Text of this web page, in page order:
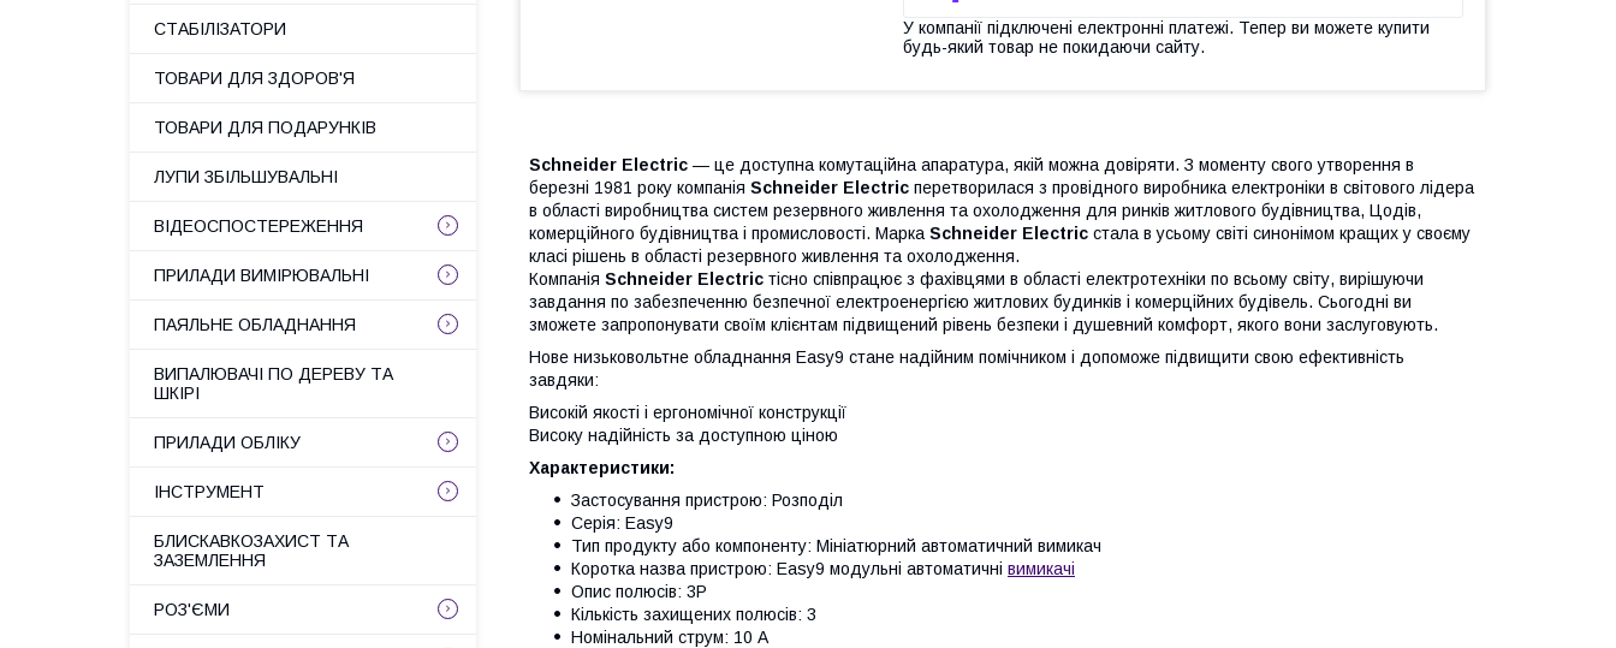
У компанії підключені електронні платежі. Тепер ви можете купити
будь-який товар не покидаючи сайту.
Schneider Electric — це доступна комутаційна апаратура, якій можна довіряти. З моменту свого утворення в
березні 1981 року компанія Schneider Electric перетворилася з провідного виробника електроніки в світового лідера
в області виробництва систем резервного живлення та охолодження для ринків житлового будівництва, Цодів,
комерційного будівництва і промисловості. Марка Schneider Electric стала в усьому світі синонімом кращих у своєму
класі рішень в області резервного живлення та охолодження.
Компанія Schneider Electric тісно співпрацює з фахівцями в області електротехніки по всьому світу, вирішуючи
завдання по забезпеченню безпечної електроенергією житлових будинків і комерційних будівель. Сьогодні ви
зможете запропонувати своїм клієнтам підвищений рівень безпеки і душевний комфорт, якого вони заслуговують.
Нове низьковольтне обладнання Easy9 стане надійним помічником і допоможе підвищити свою ефективність
завдяки:
Високій якості і ергономічної конструкції
Високу надійність за доступною ціною
Характеристики:
Застосування пристрою: Розподіл
Серія: Easy9
Тип продукту або компоненту: Мініатюрний автоматичний вимикач
Коротка назва пристрою: Easy9 модульні автоматичні вимикачі
Опис полюсів: 3P
Кількість захищених полюсів: 3
Номінальний струм: 10 А
СТАБІЛІЗАТОРИ
ТОВАРИ ДЛЯ ЗДОРОВ'Я
ТОВАРИ ДЛЯ ПОДАРУНКІВ
ЛУПИ ЗБІЛЬШУВАЛЬНІ
ВІДЕОСПОСТЕРЕЖЕННЯ
ПРИЛАДИ ВИМІРЮВАЛЬНІ
ПАЯЛЬНЕ ОБЛАДНАННЯ
ВИПАЛЮВАЧІ ПО ДЕРЕВУ ТА
ШКІРІ
ПРИЛАДИ ОБЛІКУ
ІНСТРУМЕНТ
БЛИСКАВКОЗАХИСТ ТА
ЗАЗЕМЛЕННЯ
РОЗ'ЄМИ